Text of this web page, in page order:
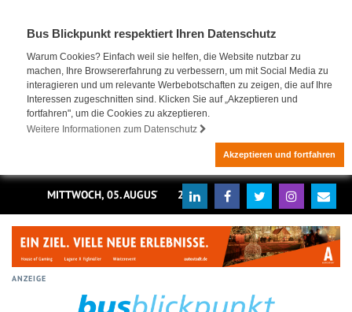
Bus Blickpunkt respektiert Ihren Datenschutz
Warum Cookies? Einfach weil sie helfen, die Website nutzbar zu
machen, Ihre Browsererfahrung zu verbessern, um mit Social Media zu
interagieren und um relevante Werbebotschaften zu zeigen, die auf Ihre
Interessen zugeschnitten sind. Klicken Sie auf „Akzeptieren und
fortfahren", um die Cookies zu akzeptieren.
Weitere Informationen zum Datenschutz
Akzeptieren und fortfahren
MITTWOCH, 05. AUGUST 2026
ANZEIGE